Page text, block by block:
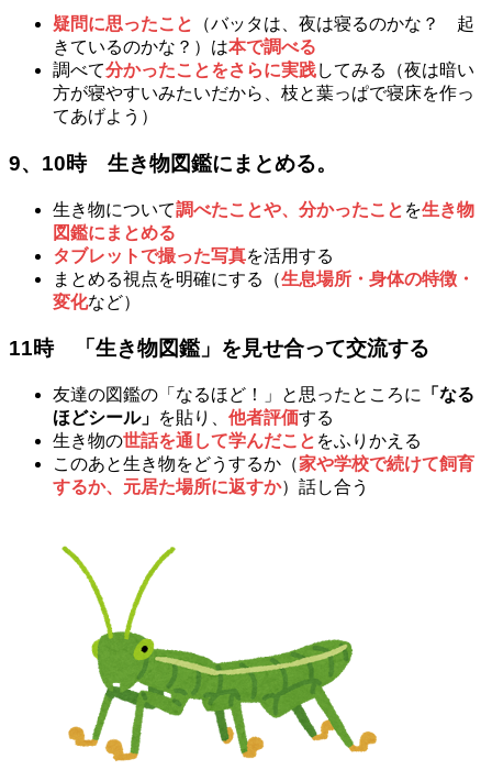
疑問に思ったこと
（バッタは、夜は寝るのかな？ 起
きているのかな？）は本で調べる
調べて分かったことをさらに実践してみる（夜は暗い
方が寝やすいみたいだから、枝と葉っぱで寝床を作っ
てあげよう）
9、10時 生き物図鑑にまとめる。
生き物について調べたことや、分かったこと を生き物
図鑑にまとめる
タブレットで撮った写真を活用する
まとめる視点を明確にする（生息場所・身体の特徴・
変化など）
11時 「生き物図鑑」を見せ合って交流する
友達の図鑑の「なるほど！」と思ったところに
「なる
ほどシール」 を貼り、 他者評価する
生き物の世話を通して学んだこと をふりかえる
このあと生き物をどうするか（家や学校で続けて飼育
するか、元居た場所に返すか）話し合う